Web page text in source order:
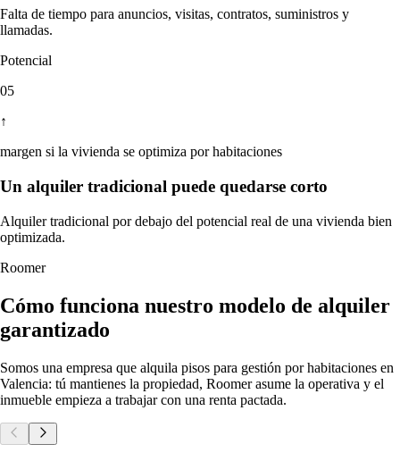
Falta de tiempo para anuncios, visitas, contratos, suministros y
llamadas.
Potencial
05
↑
margen si la vivienda se optimiza por habitaciones
Un alquiler tradicional puede quedarse corto
Alquiler tradicional por debajo del potencial real de una vivienda bien
optimizada.
Roomer
Cómo funciona nuestro modelo de alquiler
garantizado
Somos una empresa que alquila pisos para gestión por habitaciones en
Valencia: tú mantienes la propiedad, Roomer asume la operativa y el
inmueble empieza a trabajar con una renta pactada.